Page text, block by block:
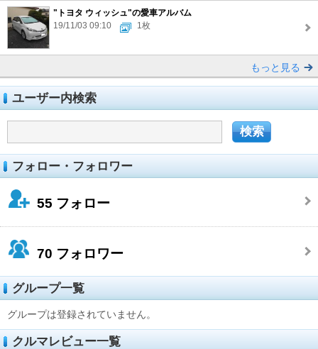
"トヨタ ウィッシュ"の愛車アルバム
19/11/03 09:10
1枚
もっと見る
ユーザー内検索
フォロー・フォロワー
55 フォロー
70 フォロワー
グループ一覧
グループは登録されていません。
クルマレビュー一覧